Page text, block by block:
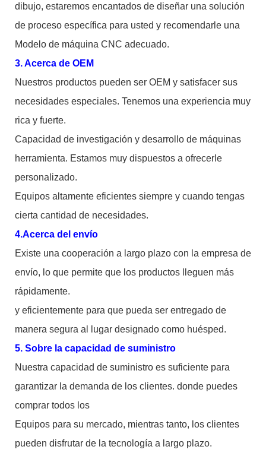
dibujo, estaremos encantados de diseñar una solución
de proceso específica para usted y recomendarle una
Modelo de máquina CNC adecuado.
3. Acerca de OEM
Nuestros productos pueden ser OEM y satisfacer sus
necesidades especiales. Tenemos una experiencia muy
rica y fuerte.
Capacidad de investigación y desarrollo de máquinas
herramienta. Estamos muy dispuestos a ofrecerle
personalizado.
Equipos altamente eficientes siempre y cuando tengas
cierta cantidad de necesidades.
4.Acerca del envío
Existe una cooperación a largo plazo con la empresa de
envío, lo que permite que los productos lleguen más
rápidamente.
y eficientemente para que pueda ser entregado de
manera segura al lugar designado como huésped.
5. Sobre la capacidad de suministro
Nuestra capacidad de suministro es suficiente para
garantizar la demanda de los clientes. donde puedes
comprar todos los
Equipos para su mercado, mientras tanto, los clientes
pueden disfrutar de la tecnología a largo plazo.